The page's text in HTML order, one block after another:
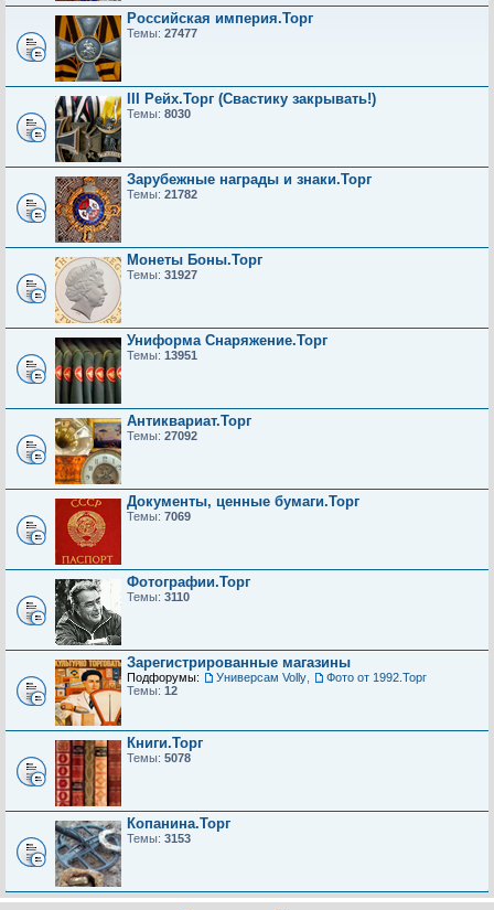
Российская империя.Торг
Темы: 27477
III Рейх.Торг (Свастику закрывать!)
Темы: 8030
Зарубежные награды и знаки.Торг
Темы: 21782
Монеты Боны.Торг
Темы: 31927
Униформа Снаряжение.Торг
Темы: 13951
Антиквариат.Торг
Темы: 27092
Документы, ценные бумаги.Торг
Темы: 7069
Фотографии.Торг
Темы: 3110
Зарегистрированные магазины
Подфорумы: Универсам Volly
Фото от 1992.Торг
Темы: 12
Книги.Торг
Темы: 5078
Копанина.Торг
Темы: 3153